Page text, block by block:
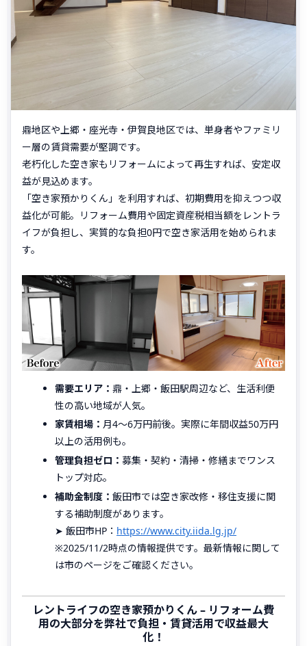
鼎地区や上郷・座光寺・伊賀良地区では、単身者やファミリ
ー層の賃貸需要が堅調です。
老朽化した空き家もリフォームによって再生すれば、安定収
益が見込めます。
「空き家預かりくん」を利用すれば、初期費用を抑えつつ収
益化が可能。リフォーム費用や固定資産税相当額をレントラ
イフが負担し、実質的な負担0円で空き家活用を始められま
す。
需要エリア： 鼎・上郷・飯田駅周辺など、生活利便
性の高い地域が人気。
家賃相場： 月4〜6万円前後。実際に年間収益50万円
以上の活用例も。
管理負担ゼロ： 募集・契約・清掃・修繕までワンス
トップ対応。
補助金制度： 飯田市では空き家改修・移住支援に関
する補助制度があります。
➤ 飯田市HP： https://www.city.iida.lg.jp/
※2025/11/2時点の情報提供です。最新情報に関して
は市のページをご確認ください。
レントライフの空き家預かりくん – リフォーム費
用の大部分を弊社で負担・賃貸活用で収益最大
化！